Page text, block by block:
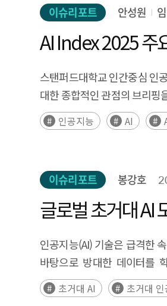
real service value.
and digital talents. In this
companies are short of
respondents identified
problem. It is analyzed
have a high demand for
considered smooth
companies to access
a holistic ecosystem for
faced by companies in
the characteristics of the
talents to settle and work
training, support for
이슈리포트 안성원
AI Index 2025 주
스탠퍼드대학교 인간중심 인
대한 종합적인 관점의 브리핑
매년 더욱 치열해지고 있으
등장했다. 고성능 모델들은
전망이 증가하고 있는 가
Intelligence(HAI)
perspective briefing on the
The competition in AI
States, the leader. The
become more
science and medicine, and
인공지능 AI
이슈리포트 봉강호
글로벌 초거대 AI
인공지능(AI) 기술은 급격한
바탕으로 방대한 데이터를
만들어지는 기존의 일반 AI는
2023년까지 전 세계에 출시
초거대 AI 초거대